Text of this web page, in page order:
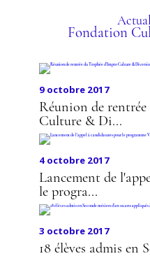
ÉGALITÉ
LA FÉMIS
Fondation
9 octobre 2017
Réunion de
Culture & Di...
4 octobre 2017
Lancement de
le progra...
3 octobre 2017
18 élèves admis en